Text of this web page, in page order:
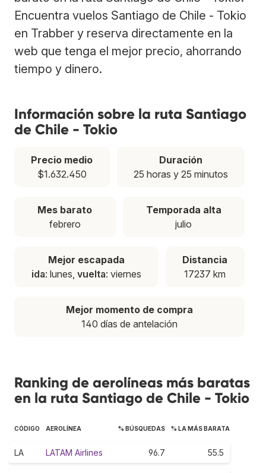
Encuentra vuelos Santiago de Chile - Tokio
en Trabber y reserva directamente en la
web que tenga el mejor precio, ahorrando
tiempo y dinero.
Información sobre la ruta Santiago
de Chile - Tokio
Precio medio
$1.632.450
Duración
25 horas y 25 minutos
Mes barato
febrero
Temporada alta
julio
Mejor escapada
ida: lunes, vuelta: viernes
Distancia
17237 km
Mejor momento de compra
140 días de antelación
Ranking de aerolíneas más baratas
en la ruta Santiago de Chile - Tokio
CÓDIGO AEROLÍNEA % BÚSQUEDAS % LA MÁS BARATA
LA LATAM Airlines 96.7 55.5